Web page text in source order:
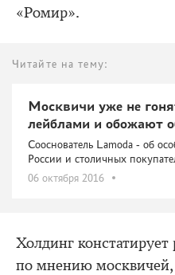
«Ромир».
Читайте на тему:
Москвичи уже не
лейблами и обожают
Сооснователь Lamoda - об
России и столичных
06 октября 2016
Холдинг констатирует
по мнению